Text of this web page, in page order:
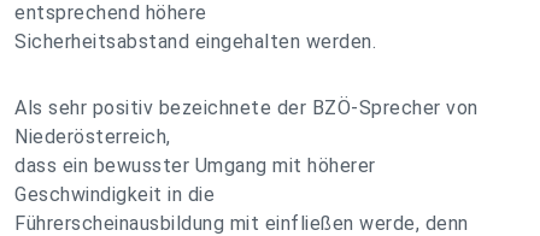
entsprechend höhere
Sicherheitsabstand eingehalten werden.
Als sehr positiv bezeichnete der BZÖ-Sprecher von
Niederösterreich,
dass ein bewusster Umgang mit höherer
Geschwindigkeit in die
Führerscheinausbildung mit einfließen werde, denn